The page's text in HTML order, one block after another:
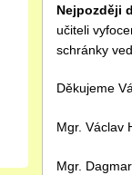
Nejpozději
učiteli
schránky
Děkujeme
Mgr. Václav
Mgr.